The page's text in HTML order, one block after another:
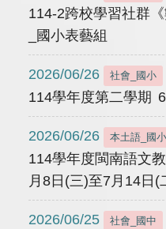
114-2跨校學習社群
_國小表藝組
2026/06/26 社會_國小
114學年度第二學期
2026/06/26 本土語_國小
114學年度閩南語文
月8日(三)至7月14日(
2026/06/25 社會_國中